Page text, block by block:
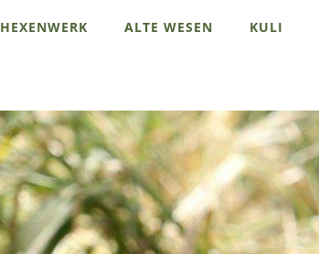
HEXENWERK ALTE WESEN KULI